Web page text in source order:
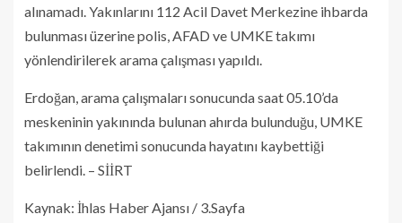
alınamadı. Yakınlarını 112 Acil Davet Merkezine ihbarda
bulunması üzerine polis, AFAD ve UMKE takımı
yönlendirilerek arama çalışması yapıldı.
Erdoğan, arama çalışmaları sonucunda saat 05.10’da
meskeninin yakınında bulunan ahırda bulunduğu, UMKE
takımının denetimi sonucunda hayatını kaybettiği
belirlendi. – SİİRT
Kaynak: İhlas Haber Ajansı / 3.Sayfa